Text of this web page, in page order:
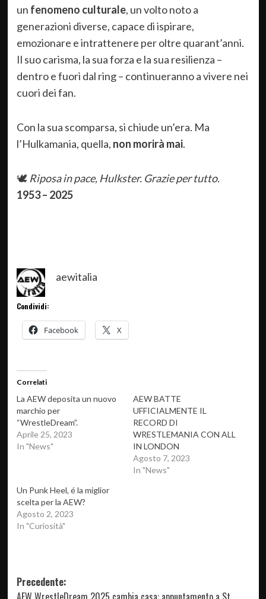
un fenomeno culturale, un volto noto a
generazioni diverse, capace di ispirare,
emozionare e intrattenere per oltre quarant’anni.
Il suo carisma, la sua forza e la sua resilienza –
dentro e fuori dal ring – continueranno a vivere nei
cuori dei fan.
Con la sua scomparsa, si chiude un’era. Ma
l’Hulkamania, quella, non morirà mai.
🕊️ Riposa in pace, Hulkster. Grazie per tutto.
1953 – 2025
aewitalia
Condividi:
Facebook X
Correlati
La AEW deposita un nuovo
marchio per
“WrestleDream”.
Aprile 25, 2023
In "News"
AEW BATTE
UFFICIALMENTE IL
RECORD DI
WRESTLEMANIA CON ALL
IN LONDON
Agosto 7, 2023
In "News"
Un Punk Heel, é la miglior
scelta per la AEW?
Agosto 2, 2023
In "Curiosità"
Navigazione
Precedente: